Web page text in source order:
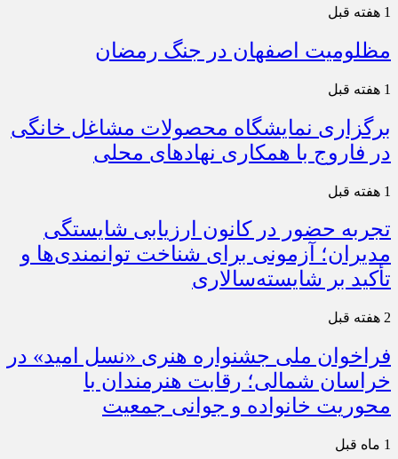
1 هفته قبل
مظلومیت اصفهان در جنگ رمضان
1 هفته قبل
برگزاری نمایشگاه محصولات مشاغل خانگی
در فاروج با همکاری نهادهای محلی
1 هفته قبل
تجربه حضور در کانون ارزیابی شایستگی
مدیران؛ آزمونی برای شناخت توانمندی‌ها و
تأکید بر شایسته‌سالاری
2 هفته قبل
فراخوان ملی جشنواره هنری «نسل امید» در
خراسان شمالی؛ رقابت هنرمندان با
محوریت خانواده و جوانی جمعیت
1 ماه قبل